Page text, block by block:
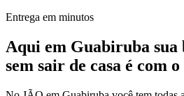
Entrega em minutos
Aqui em Guabiruba sua
sem sair de casa é com